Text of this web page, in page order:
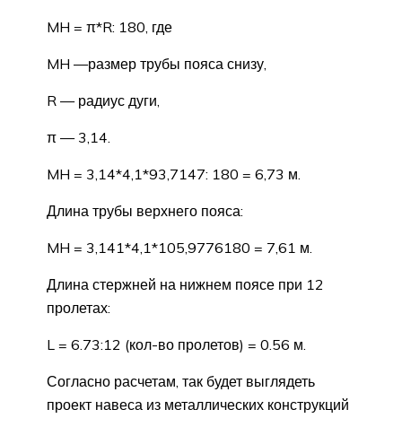
MH = π*R: 180, где
MH —размер трубы пояса снизу,
R — радиус дуги,
π — 3,14.
MH = 3,14*4,1*93,7147: 180 = 6,73 м.
Длина трубы верхнего пояса:
MH = 3,141*4,1*105,9776180 = 7,61 м.
Длина стержней на нижнем поясе при 12
пролетах:
L = 6.73:12 (кол-во пролетов) = 0.56 м.
Согласно расчетам, так будет выглядеть
проект навеса из металлических конструкций